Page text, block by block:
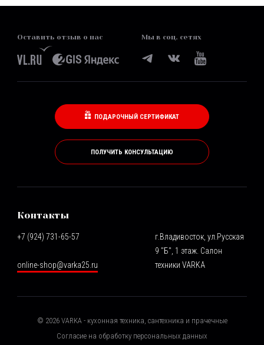
Оставить отзыв о нас Мы в соц. сетях
ПОДАРОЧНЫЙ СЕРТИФИКАТ
ПОЛУЧИТЬ КОНСУЛЬТАЦИЮ
Контакты
+7 (924) 731-65-57
online-shop@varka25.ru
г.Владивосток, ул.Русская
9 "Б", 1 этаж. Салон
техники VARKA
© 2026VARKA - кухонная техника, сантехника и прачечные
Согласие на обработку персональных данных